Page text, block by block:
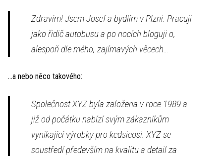
Zdravím! Jsem Josef a bydlím v Plzni. Pracuji
jako řidič autobusu a po nocích bloguji o,
alespoň dle mého, zajímavých věcech…
…a nebo něco takového:
Společnost XYZ byla založena v roce 1989 a
již od počátku nabízí svým zákazníkům
vynikající výrobky pro kedsicosi. XYZ se
soustředí především na kvalitu a detail za